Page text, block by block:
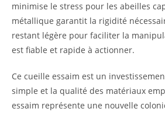
minimise le stress pour les abeilles
métallique garantit la rigidité
restant légère pour faciliter la
est fiable et rapide à actionner.
Ce cueille essaim est un
simple et la qualité des matériaux
essaim représente une nouvelle